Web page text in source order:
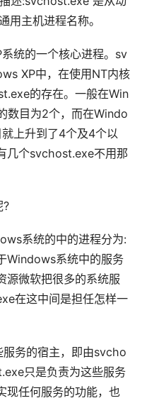
用主机进程名称。
统的一个核心进程。sv
XP中，在使用NT内核
的存在。一般在Win
目为2个，而在Windo
上升到了4个及4个以
几个svchost.exe不用那
?
系统的中的进程分为:
Windows系统中的服务
源微软把很多的系统服
在这中间是担任怎样一
务的宿主，即由svcho
只是负责为这些服务
现任何服务的功能，也